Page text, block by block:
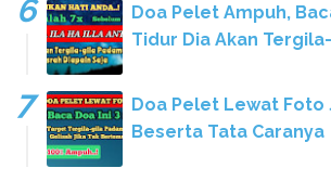
Doa Pelet Ampuh,
Tidur Dia Akan
Doa Pelet Lewat Foto
Beserta Tata Caranya